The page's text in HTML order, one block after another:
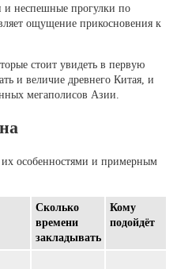
неспешные прогулки по
ощущение прикосновения к
стоит увидеть в первую
и величие древнего Китая, и
мегаполисов Азии.
особенностями и примерным
Сколько
времени
закладывать
Кому
подойдёт